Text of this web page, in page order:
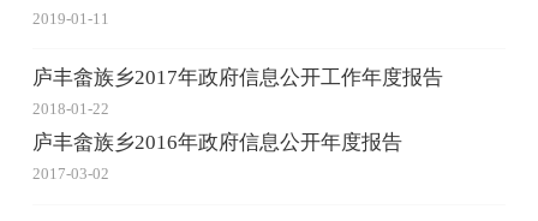
2019-01-11
庐丰畲族乡2017年政府信息公开工作年度报告
2018-01-22
庐丰畲族乡2016年政府信息公开年度报告
2017-03-02